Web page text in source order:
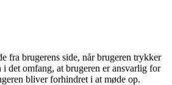
fra brugerens side, når brugeren trykker
det omfang, at brugeren er ansvarlig for
bliver forhindret i at møde op.